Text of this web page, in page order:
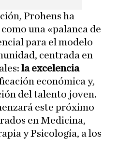
Prohens ha
una «palanca de
para el modelo
centrada en
la excelencia
económica y,
del talento joven.
este próximo
en Medicina,
y Psicología, a los